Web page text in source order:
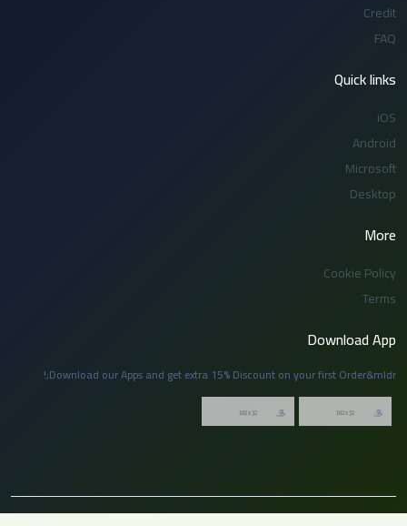
Credit
FAQ
Quick links
iOS
Android
Microsoft
Desktop
More
Cookie Policy
Terms
Download App
Download our Apps and get extra 15% Discount on your first Order&mldr;!